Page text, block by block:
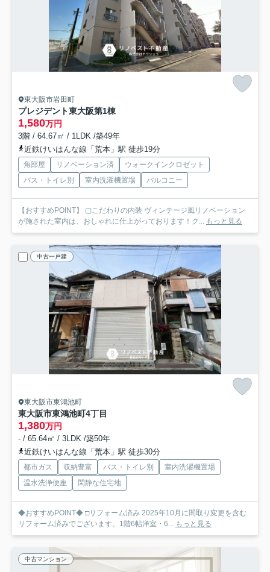
東大阪市岩田町
プレジデント東大阪第1棟
1,580万円
3階 / 64.67㎡ / 1LDK /築49年
近鉄けいはんな線「荒本」駅 徒歩19分
角部屋 リノベーション済
ウォークインクロゼット
バス・トイレ別
室内洗濯機置場 バルコニー
【おすすめPOINT】 ▢こだわりの内装 ヴィンテージ風リノベーション
が施された室内は、おしゃれに仕上がっております！ク...
もっと見る
中古一戸建
東大阪市東鴻池町
東大阪市東鴻池町4丁目
1,380万円
- / 65.64㎡ / 3LDK /築50年
近鉄けいはんな線「荒本」駅 徒歩30分
都市ガス 収納豊富 バス・トイレ別
室内洗濯機置場
温水洗浄便座
閑静な住宅地
◆おすすめPOINT◆ □リフォーム済み 2025年10月に間取り変更を含む
リフォーム済みでございます。1階6帖洋室・6... もっと見る
中古マンション